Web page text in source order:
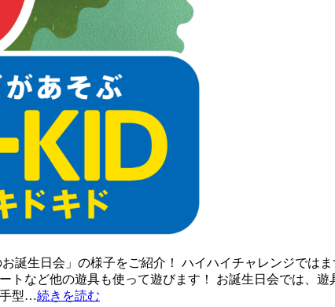
誕生日会」の様子をご紹介！ ハイハイチャレンジでは
など他の遊具も使って遊びます！ お誕生日会では、
手型…続きを読む